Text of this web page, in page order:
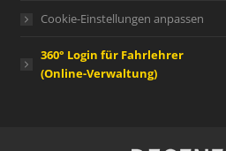
Cookie-Einstellungen anpassen
360° Login für Fahrlehrer
(Online-Verwaltung)